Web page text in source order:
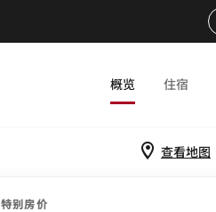
概览 住宿
查看地图
特别房价